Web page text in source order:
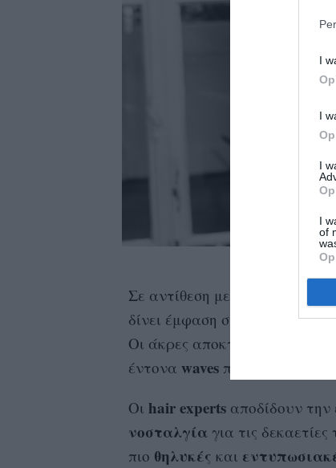
I
I
I
I
of
Σε αντίθεση με τις
δίνει έμφαση στον φυσικό
Οι άκρες αποκτούν
,
έντονα wavesπου είχαμε
Οι hair expertsαποδίδουν την
νοσταλγίαγια τις
πιο θηλυκές και